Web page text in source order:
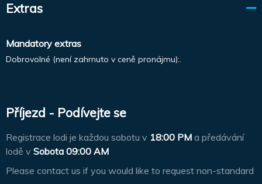
Extras
Mandatory extras
Dobrovolné (není zahrnuto v ceně pronájmu):.
Příjezd - Podívejte se
Registrace lodi je každou sobotu v 18:00 PM a předávání
lodě v Sobota 09:00 AM
Please contact us if you would like to request non-standard